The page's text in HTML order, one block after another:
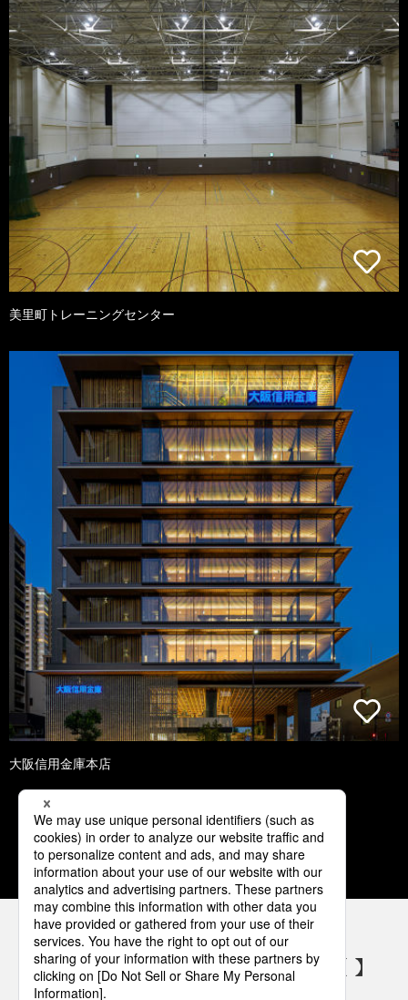
美里町トレーニングセンター
大阪信用金庫本店
1 2 3 4 5
パナソニックの電気設備 SNSアカウント